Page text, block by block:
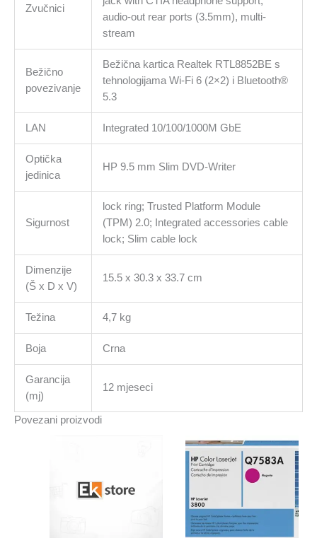
Zvučnici
audio-out rear ports (3.5mm), multi-
stream
Bežično
povezivanje
Bežična kartica Realtek RTL8852BE s
tehnologijama Wi-Fi 6 (2×2) i Bluetooth®
5.3
LAN Integrated 10/100/1000M GbE
Optička
jedinica
HP 9.5 mm Slim DVD-Writer
Sigurnost
lock ring; Trusted Platform Module
(TPM) 2.0; Integrated accessories cable
lock; Slim cable lock
Dimenzije
(Š x D x V)
15.5 x 30.3 x 33.7 cm
Težina 4,7 kg
Boja Crna
Garancija
(mj)
12 mjeseci
Povezani proizvodi